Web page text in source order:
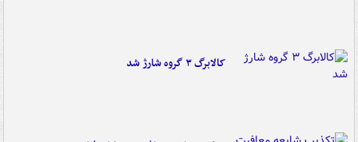
کالابرگ ۳ گروه شارژ شد